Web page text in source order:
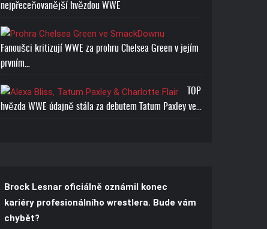
nejpřeceňovanější hvězdou WWE
Fanoušci kritizují WWE za prohru Chelsea Green v jejím
prvním…
TOP
hvězda WWE údajně stála za debutem Tatum Paxley ve…
Brock Lesnar oficiálně oznámil konec
kariéry profesionálního wrestlera. Bude vám
chybět?